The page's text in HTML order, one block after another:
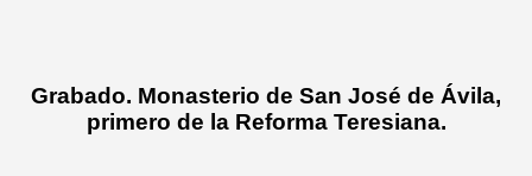
Grabado. Monasterio de San José de Ávila,
primero de la Reforma Teresiana.